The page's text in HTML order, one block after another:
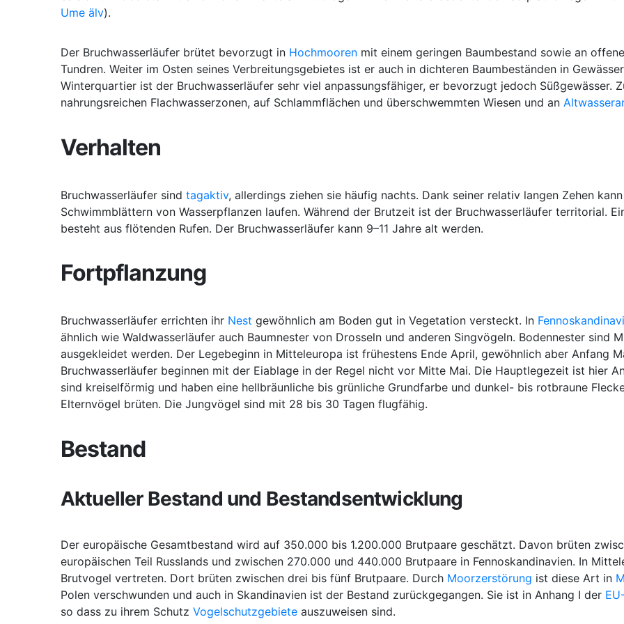
Ume älv).
Der Bruchwasserläufer brütet bevorzugt in Hochmooren mit einem geringen Baumbestand sowie an
Tundren. Weiter im Osten seines Verbreitungsgebietes ist er auch in dichteren Baumbeständen in
Winterquartier ist der Bruchwasserläufer sehr viel anpassungsfähiger, er bevorzugt jedoch Süßgewässer.
nahrungsreichen Flachwasserzonen, auf Schlammflächen und überschwemmten Wiesen und an
Verhalten
Bruchwasserläufer sind tagaktiv, allerdings ziehen sie häufig nachts. Dank seiner relativ langen Zehen
Schwimmblättern von Wasserpflanzen laufen. Während der Brutzeit ist der Bruchwasserläufer territorial.
besteht aus flötenden Rufen. Der Bruchwasserläufer kann 9–11 Jahre alt werden.
Fortpflanzung
Bruchwasserläufer errichten ihr Nest gewöhnlich am Boden gut in Vegetation versteckt. In
ähnlich wie Waldwasserläufer auch Baumnester von Drosseln und anderen Singvögeln. Bodennester sind
ausgekleidet werden. Der Legebeginn in Mitteleuropa ist frühestens Ende April, gewöhnlich aber Anfang
Bruchwasserläufer beginnen mit der Eiablage in der Regel nicht vor Mitte Mai. Die Hauptlegezeit ist hier
sind kreiselförmig und haben eine hellbräunliche bis grünliche Grundfarbe und dunkel- bis rotbraune
Elternvögel brüten. Die Jungvögel sind mit 28 bis 30 Tagen flugfähig.
Bestand
Aktueller Bestand und Bestandsentwicklung
Der europäische Gesamtbestand wird auf 350.000 bis 1.200.000 Brutpaare geschätzt. Davon brüten
europäischen Teil Russlands und zwischen 270.000 und 440.000 Brutpaare in Fennoskandinavien. In
Brutvogel vertreten. Dort brüten zwischen drei bis fünf Brutpaare. Durch Moorzerstörung ist diese Art in
Polen verschwunden und auch in Skandinavien ist der Bestand zurückgegangen. Sie ist in Anhang I der
so dass zu ihrem Schutz Vogelschutzgebiete auszuweisen sind.